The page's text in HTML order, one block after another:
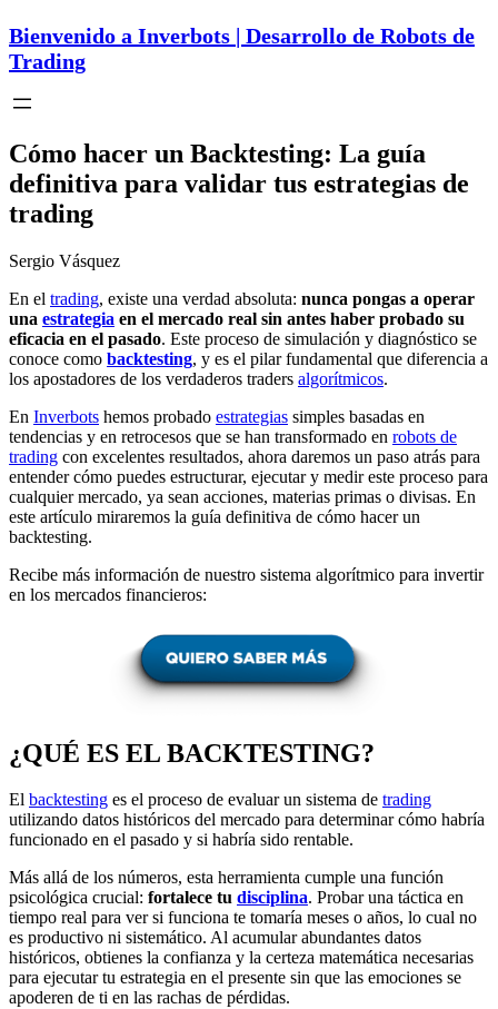
Bienvenido a Inverbots | Desarrollo de Robots de
Trading
Cómo hacer un Backtesting: La guía
definitiva para validar tus estrategias de
trading
Sergio Vásquez
En el trading, existe una verdad absoluta: nunca pongas a operar
una estrategia en el mercado real sin antes haber probado su
eficacia en el pasado. Este proceso de simulación y diagnóstico se
conoce como backtesting, y es el pilar fundamental que diferencia a
los apostadores de los verdaderos traders algorítmicos.
En Inverbots hemos probado estrategias simples basadas en
tendencias y en retrocesos que se han transformado en robots de
trading con excelentes resultados, ahora daremos un paso atrás para
entender cómo puedes estructurar, ejecutar y medir este proceso para
cualquier mercado, ya sean acciones, materias primas o divisas. En
este artículo miraremos la guía definitiva de cómo hacer un
backtesting.
Recibe más información de nuestro sistema algorítmico para invertir
en los mercados financieros:
¿QUÉ ES EL BACKTESTING?
El backtesting es el proceso de evaluar un sistema de trading
utilizando datos históricos del mercado para determinar cómo habría
funcionado en el pasado y si habría sido rentable.
Más allá de los números, esta herramienta cumple una función
psicológica crucial: fortalece tu disciplina. Probar una táctica en
tiempo real para ver si funciona te tomaría meses o años, lo cual no
es productivo ni sistemático. Al acumular abundantes datos
históricos, obtienes la confianza y la certeza matemática necesarias
para ejecutar tu estrategia en el presente sin que las emociones se
apoderen de ti en las rachas de pérdidas.